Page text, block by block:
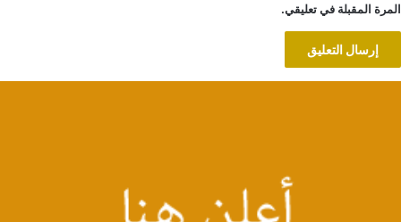
المرة المقبلة في تعليقي.